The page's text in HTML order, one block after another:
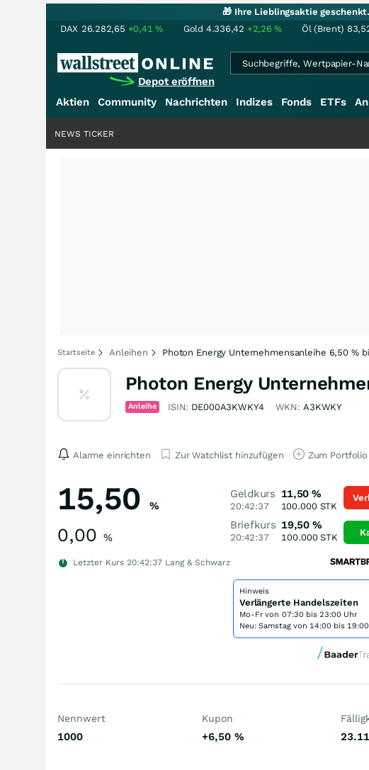
🎁 Ihre Lieblingsaktie
DAX 26.282,65 +0,41% Gold 4.336,42 +2,26% Öl (Brent)
Depot eröffnen
Aktien Community Nachrichten Indizes Fonds ETFs
NEWS TICKER
Startseite Anleihen Photon Energy Unternehmensanleihe 6,50 %
Photon Energy
Anleihe ISIN: DE000A3KWKY4 WKN: A3KWKY
Alarme einrichten Zur Watchlist hinzufügen Zum
15,50 %
0,00 %
Letzter Kurs 20:42:37 Lang & Schwarz
Geldkurs
20:42:37
11,50 %
100.000STK
Briefkurs
20:42:37
19,50 %
100.000STK
Hinweis
Verlängerte Handelszeiten
Mo-Fr von 07:30 bis 23:00 Uhr
Neu: Samstag von 14:00 bis
Nennwert
1000
Kupon
+6,50 %